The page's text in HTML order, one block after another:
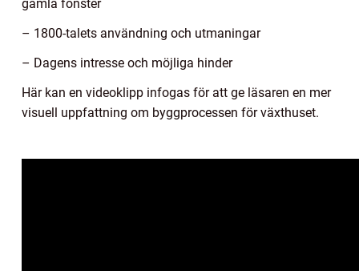
gamla fönster
– 1800-talets användning och utmaningar
– Dagens intresse och möjliga hinder
Här kan en videoklipp infogas för att ge läsaren en mer
visuell uppfattning om byggprocessen för växthuset.